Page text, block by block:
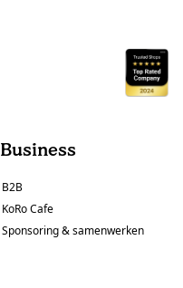
Business
B2B
KoRo Cafe
Sponsoring & samenwerken